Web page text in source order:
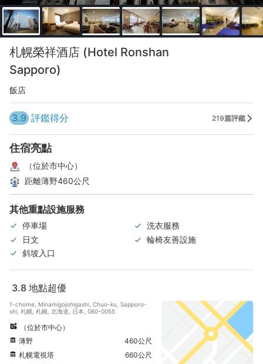
札幌榮祥酒店 (Hotel Ronshan
Sapporo)
飯店
3.9 評鑑得分 219篇評鑑
住宿亮點
（位於市中心）
距離薄野460公尺
其他重點設施服務
停車場
洗衣服務
日文
輪椅友善設施
斜坡入口
3.8 地點超優
1-chome, Minamigojohigashi, Chuo-ku, Sapporo-
shi, 札幌, 札幌, 北海道, 日本, 060-0055
（位於市中心）
薄野
460公尺
札幌電視塔
660公尺